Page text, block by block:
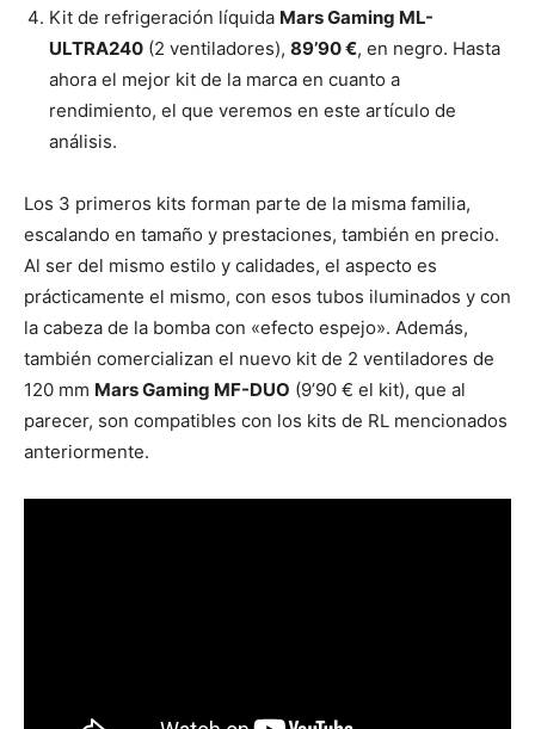
Kit de refrigeración líquida Mars Gaming ML-
ULTRA240 (2 ventiladores), 89’90 €, en negro. Hasta
ahora el mejor kit de la marca en cuanto a
rendimiento, el que veremos en este artículo de
análisis.
Los 3 primeros kits forman parte de la misma familia,
escalando en tamaño y prestaciones, también en precio.
Al ser del mismo estilo y calidades, el aspecto es
prácticamente el mismo, con esos tubos iluminados y con
la cabeza de la bomba con «efecto espejo». Además,
también comercializan el nuevo kit de 2 ventiladores de
120 mm Mars Gaming MF-DUO (9’90 € el kit), que al
parecer, son compatibles con los kits de RL mencionados
anteriormente.